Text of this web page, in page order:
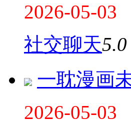
2026-05-03
社交聊天5.0
一耽漫画
2026-05-03